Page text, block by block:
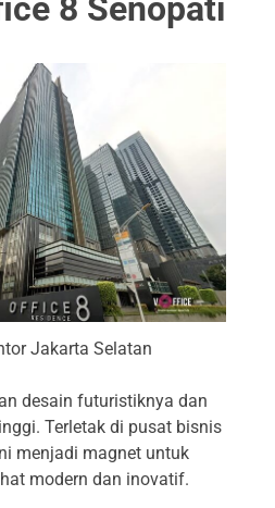
8 Senopati
Jakarta Selatan
desain futuristiknya dan
Terletak di pusat bisnis
menjadi magnet untuk
modern dan inovatif.